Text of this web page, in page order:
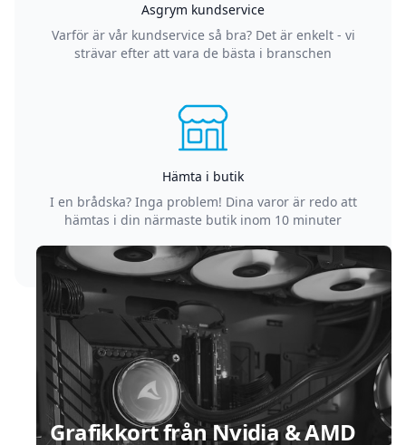
Asgrym kundservice
Varför är vår kundservice så bra? Det är enkelt - vi
strävar efter att vara de bästa i branschen
Hämta i butik
I en brådska? Inga problem! Dina varor är redo att
hämtas i din närmaste butik inom 10 minuter
Grafikkort från Nvidia & AMD